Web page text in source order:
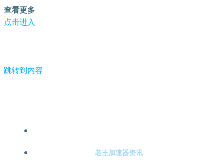
查看更多
点击进入
跳转到内容
老王加速器资讯